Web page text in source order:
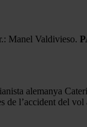
Manel Valdivieso.
alemanya
de l’accident del